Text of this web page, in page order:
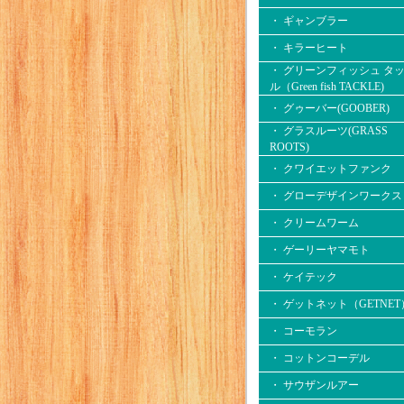
・ ギャンブラー
・ キラーヒート
・ グリーンフィッシュ タ
ル（Green fish TACKLE)
・ グゥーバー(GOOBER)
・ グラスルーツ(GRASS
ROOTS)
・ クワイエットファンク
・ グローデザインワークス
・ クリームワーム
・ ゲーリーヤマモト
・ ケイテック
・ ゲットネット（GETNET
・ コーモラン
・ コットンコーデル
・ サウザンルアー